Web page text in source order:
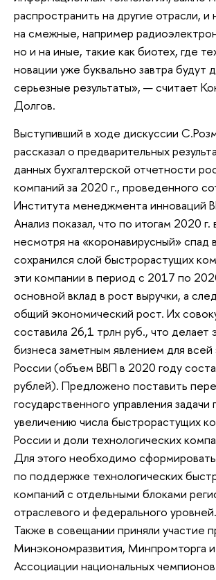
распространить на другие отрасли, и
на смежные, например
но и на иные, такие как биотех, где
новации уже буквально завтра будут
серьезные результаты», — считает
Долгов.
Выступивший в ходе дискуссии
рассказал о предварительных
данных бухгалтерской отчетности
компаний за 2020 г., проведенного
Института менеджмента
Анализ показал, что по итогам 2020 г.
несмотря на «коронавирусный» спад
сохранился слой быстрорастущих
эти компании в период с 2017 по
основной вклад в рост выручки, а
общий экономический рост. Их
составила 26,1 трлн руб., что делает
бизнеса заметным явлением для
России (объем ВВП в 2020 году
рублей). Предложено поставить
государственного управления
увеличению числа быстрорастущих
России и доли технологических
Для этого необходимо
по поддержке технологических
компаний с отдельными блоками
отраслевого и федерального уровней.
Также в совещании приняли участие
Минэкономразвития, Минпромторга
Ассоциации национальных